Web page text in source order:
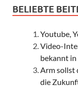
BELIEBTE
Youtube,
Video-
bekannt
Arm sollst
die